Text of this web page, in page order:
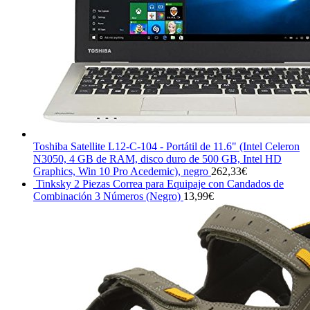
Toshiba Satellite L12-C-104 - Portátil de 11.6" (Intel Celeron
N3050, 4 GB de RAM, disco duro de 500 GB, Intel HD
Graphics, Win 10 Pro Acedemic), negro 262,33€
Tinksky 2 Piezas Correa para Equipaje con Candados de
Combinación 3 Números (Negro) 13,99€